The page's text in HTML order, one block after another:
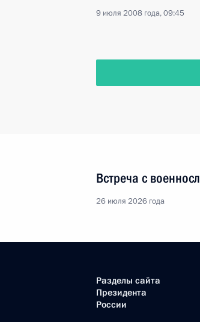
9 июля 2008 года, 09:45
Встреча с
26 июля 2026 года
Разделы сайта
Президента
России